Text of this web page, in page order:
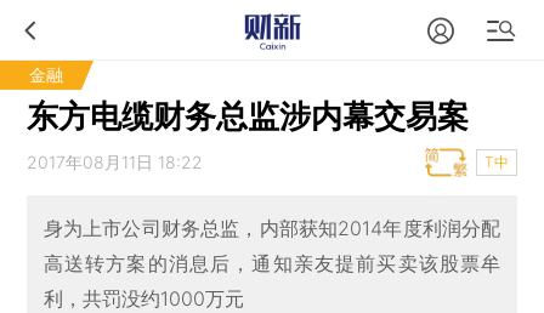
金融
东方电缆财务总监涉内幕交易案
2017年08月11日 18:22 T中
身为上市公司财务总监，内部获知2014年度利润分配
高送转方案的消息后，通知亲友提前买卖该股票牟
利，共罚没约1000万元